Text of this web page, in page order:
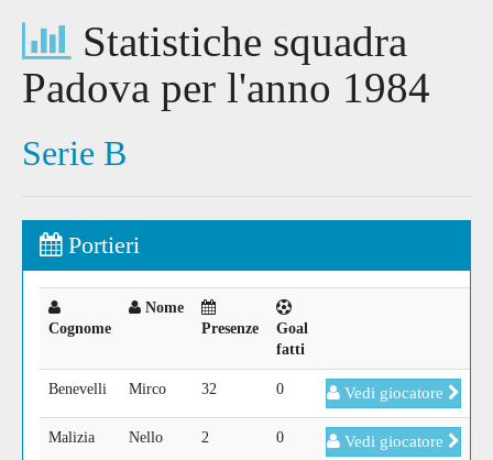
Statistiche squadra
Padova per l'anno 1984
Serie B
Portieri
Cognome
Nome
Presenze
Goal
fatti
Benevelli Mirco 32 0 Vedi giocatore
Malizia Nello 2 0 Vedi giocatore